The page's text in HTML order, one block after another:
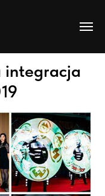
integracja